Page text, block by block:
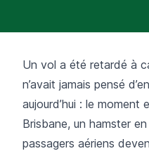
Un vol a été retardé à
n’avait jamais pensé
aujourd’hui : le moment
Brisbane, un hamster
passagers aériens